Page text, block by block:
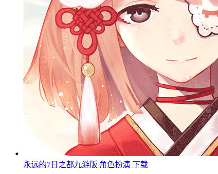
永远的7日之都九游版 角色扮演 下载